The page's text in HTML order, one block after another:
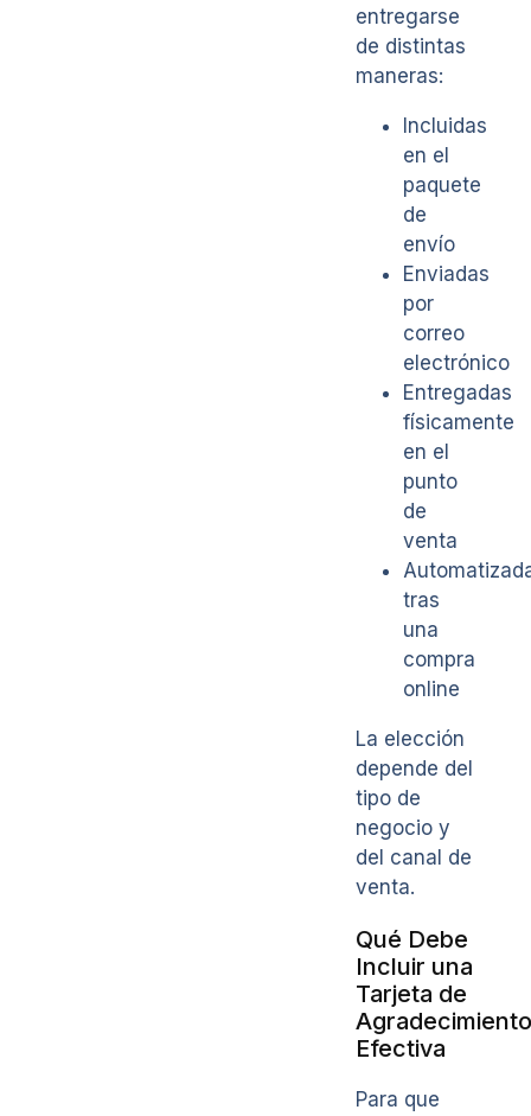
entregarse
de distintas
maneras:
Incluidas
en el
paquete
de
envío
Enviadas
por
correo
electrónico
Entregadas
físicamente
en el
punto
de
venta
tras
una
compra
online
La elección
depende del
tipo de
negocio y
del canal de
venta.
Qué Debe
Incluir una
Tarjeta de
Agradecimiento
Efectiva
Para que